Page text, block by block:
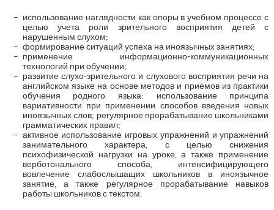
использование наглядности как опоры в учебном процессе с
целью учета роли зрительного восприятия детей с
нарушенным слухом;
формирование ситуаций успеха на иноязычных занятиях;
применение информационно-коммуникационных
технологий при обучении;
развитие слухо-зрительного и слухового восприятия речи на
английском языке на основе методов и приемов из практики
обучения родного языка: использование принципа
вариативности при применении способов введения новых
иноязычных слов; регулярное прорабатывание школьниками
грамматических правил;
активное использование игровых упражнений и упражнений
занимательного характера, с целью снижения
психофизической нагрузки на уроке, а также применение
верботонального способа, интенсифицирующего
вовлечение слабослышащих школьников в иноязычное
занятие, а также регулярное прорабатывание навыков
работы школьников с текстом.